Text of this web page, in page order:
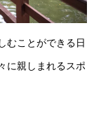
むことができる日
に親しまれるスポ